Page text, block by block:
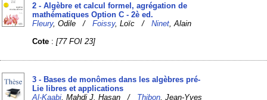
2 - Algèbre et calcul formel, agrégation de
mathématiques Option C - 2è ed.
Fleury, Odile /Foissy, Loïc /Ninet , Alain
Cote :[77 FOI 23]
3 - Bases de monômes dans les algèbres pré-
Lie libres et applications
Al-Kaabi , Mahdi J. Hasan / Thibon , Jean-Yves